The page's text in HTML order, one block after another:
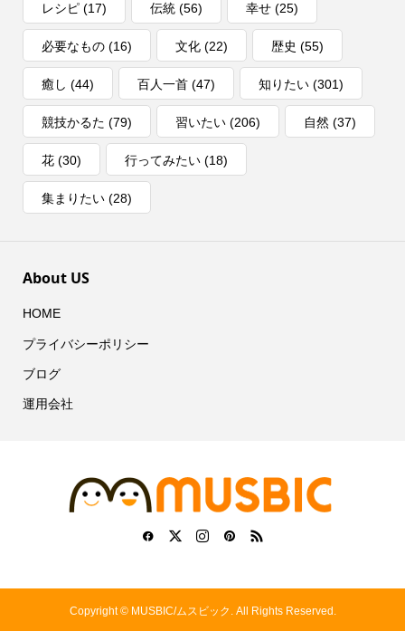
レシピ(17) 伝統(56) 幸せ(25)
必要なもの(16) 文化(22) 歴史 (55)
癒し (44) 百人一首(47) 知りたい(301)
競技かるた (79) 習いたい(206) 自然 (37)
花(30) 行ってみたい(18)
集まりたい(28)
About US
HOME
プライバシーポリシー
ブログ
運用会社
Copyright ©MUSBIC/ムスビック. All Rights Reserved.